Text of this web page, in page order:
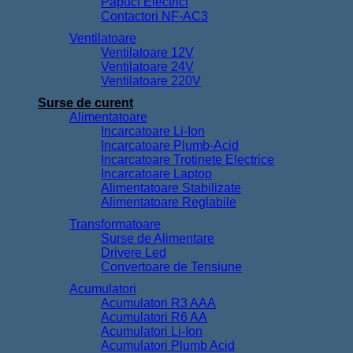
Contactori NF-AC3
Ventilatoare
Ventilatoare 12V
Ventilatoare 24V
Ventilatoare 220V
Surse de curent
Alimentatoare
Incarcatoare Li-Ion
Incarcatoare Plumb-Acid
Incarcatoare Trotinete Electrice
Incarcatoare Laptop
Alimentatoare Stabilizate
Alimentatoare Reglabile
Transformatoare
Surse de Alimentare
Drivere Led
Convertoare de Tensiune
Acumulatori
Acumulatori R3 AAA
Acumulatori R6 AA
Acumulatori Li-Ion
Acumulatori Plumb Acid